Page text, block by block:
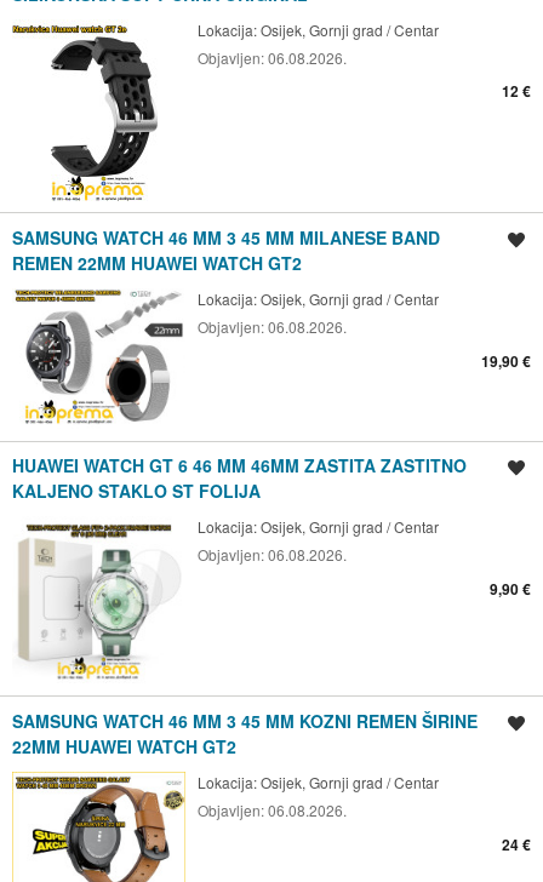
Lokacija:Osijek, Gornji grad / Centar
Objavljen:06.08.2026.
12 €
SAMSUNG WATCH 46 MM 3 45 MM MILANESE BAND
REMEN 22MM HUAWEI WATCH GT2
Lokacija:Osijek, Gornji grad / Centar
Objavljen:06.08.2026.
19,90 €
HUAWEI WATCH GT 6 46 MM 46MM ZASTITA ZASTITNO
KALJENO STAKLO ST FOLIJA
Lokacija:Osijek, Gornji grad / Centar
Objavljen:06.08.2026.
9,90 €
SAMSUNG WATCH 46 MM 3 45 MM KOZNI REMEN ŠIRINE
22MM HUAWEI WATCH GT2
Lokacija:Osijek, Gornji grad / Centar
Objavljen:06.08.2026.
24 €